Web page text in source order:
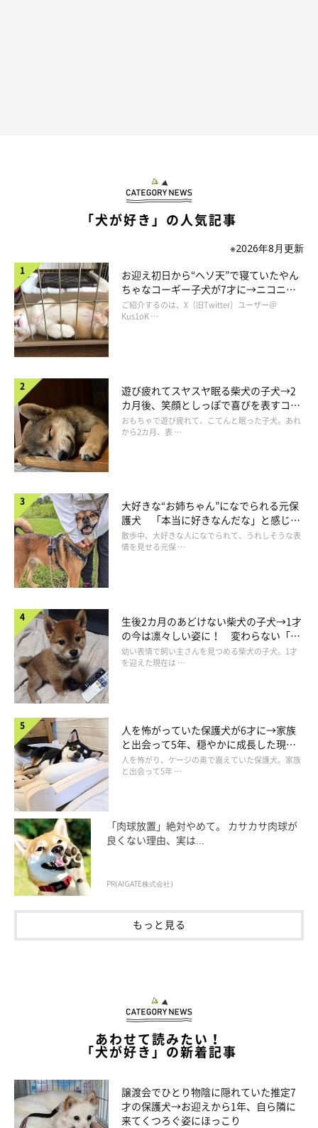
これからも大吉と一緒に
に怯むこともなく、かといってけんかを売ったり買ったりもしな
い。「犬は飼い主に似る」説が間違いだと実証している。唯一、
雷と花火が苦手でブルブル震えるが、そういう情けない一面があ
るのもかわいい。
お前たちとあと何年一緒に過ごせるか。頭の片隅にはいつもそん
な思いがある。富士丸との別れを経験しているから余計にそう感
じるのかもしれない。そのため半年に一度は「血液生化学検査」
「犬が好き」の人気記事
※2026年8月更新
お迎え初日から“ヘソ天”で寝ていたやん
ちゃなコーギー子犬が7才に→ニコニ
コ“コーギースマイル”が魅力のコに成
長！
ご紹介するのは、X（旧Twitter）ユーザー＠
Kus1oK …
遊び疲れてスヤスヤ眠る柴犬の子犬→2
カ月後、笑顔としっぽで喜びを表すコに
成長！
おもちゃで遊び疲れて、こてんと眠った子犬。あれ
から2カ月、表 …
大好きな“お姉ちゃん”になでられる元保
護犬 「本当に好きなんだな」と感じる
表情にほっこり
散歩中、大好きな人になでられて、うれしそうな表
情を見せる元保 …
生後2カ月のあどけない柴犬の子犬→1才
の今は凛々しい姿に！ 変わらない「く
りくりおめめ」にもほっこり
幼い表情で飼い主さんを見つめる柴犬の子犬。1才
を迎えた現在は …
人を怖がっていた保護犬が6才に→家族
と出会って5年、穏やかに成長した現在
の姿にグッとくる
人を怖がり、ケージの奥で震えていた保護犬。家族
と出会って5年 …
「肉球放置」絶対やめて。 カサカサ肉球が
良くない理由、実は...
PR(AIGATE株式会社)
もっと見る
あわせて読みたい！
「犬が好き」の新着記事
譲渡会でひとり物陰に隠れていた推定7
才の保護犬→お迎えから1年、自ら隣に
来てくつろぐ姿にほっこり